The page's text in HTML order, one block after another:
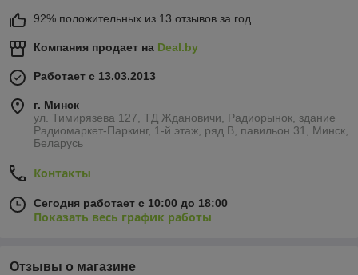
92% положительных из 13 отзывов за год
Компания продает на Deal.by
Работает с 13.03.2013
г. Минск
ул. Тимирязева 127, ТД Ждановичи, Радиорынок, здание
Радиомаркет-Паркинг, 1-й этаж, ряд В, павильон 31, Минск,
Беларусь
Контакты
Сегодня работает с 10:00 до 18:00
Показать весь график работы
Отзывы о магазине